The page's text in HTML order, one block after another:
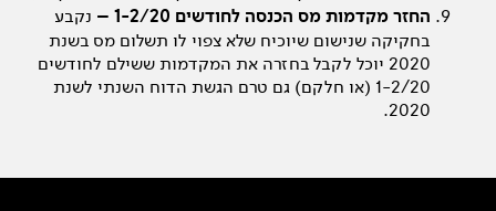
החזר מקדמות מס הכנסה לחודשים 1-2/20 –
נקבע
בחקיקה שנישום שיוכיח שלא צפוי לו תשלום מס בשנת
2020 יוכל לקבל בחזרה את המקדמות ששילם לחודשים
1-2/20 (או חלקם) גם טרם הגשת הדוח השנתי לשנת
2020.